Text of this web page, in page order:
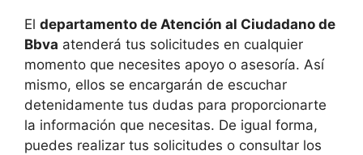
El departamento de Atención al Ciudadano de
Bbva atenderá tus solicitudes en cualquier
momento que necesites apoyo o asesoría. Así
mismo, ellos se encargarán de escuchar
detenidamente tus dudas para proporcionarte
la información que necesitas. De igual forma,
puedes realizar tus solicitudes o consultar los